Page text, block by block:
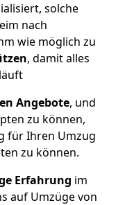
solche
nach
wie möglich zu
, damit alles
Angebote, und
zu können,
für Ihren Umzug
zu können.
Erfahrung im
auf Umzüge von